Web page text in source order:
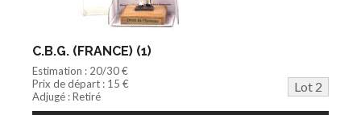
C.B.G. (FRANCE) (1)
Estimation : 20/30 €
Prix de départ : 15 €
Lot 2
Adjugé : Retiré